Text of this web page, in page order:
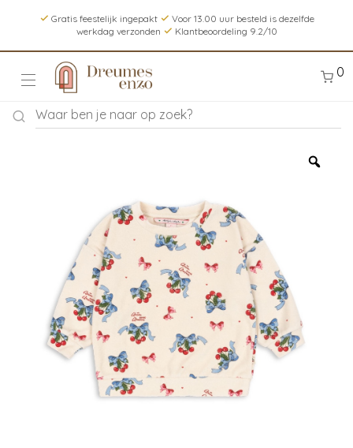
Gratis feestelijk ingepakt
Voor 13.00 uur besteld is dezelfde
werkdag verzonden
Klantbeoordeling 9.2/10
0